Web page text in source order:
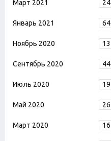
Март 2021 24
Январь 2021 64
Ноябрь 2020 13
Сентябрь 2020 44
Июль 2020 19
Май 2020 26
Март 2020 16